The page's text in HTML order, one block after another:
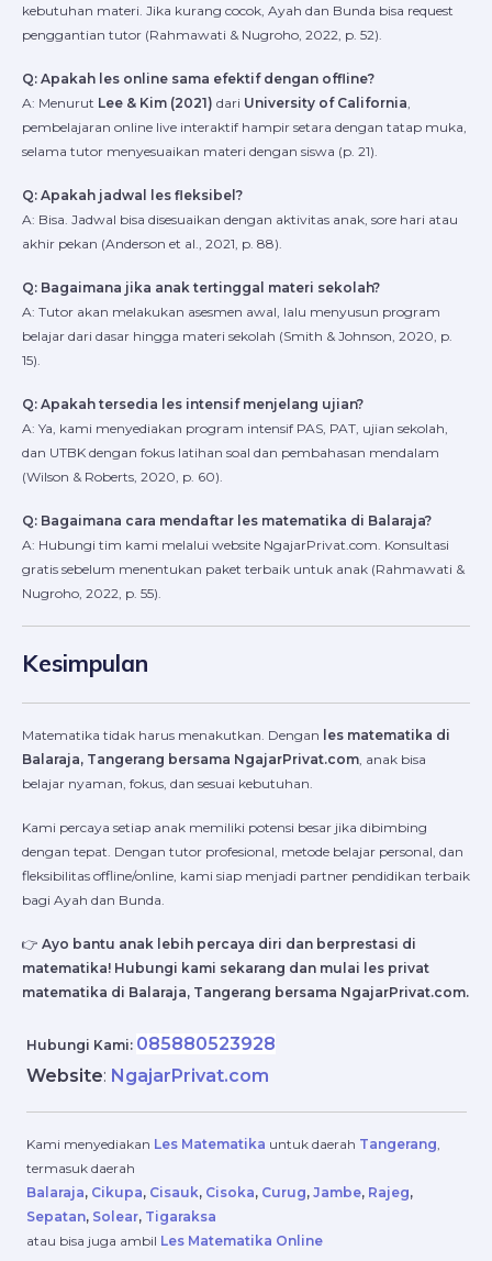
kebutuhan materi. Jika kurang cocok, Ayah dan Bunda bisa request
penggantian tutor (Rahmawati & Nugroho, 2022, p. 52).
Q: Apakah les online sama efektif dengan offline?
A: Menurut Lee & Kim (2021) dari University of California
pembelajaran online live interaktif hampir setara dengan tatap muka,
selama tutor menyesuaikan materi dengan siswa (p. 21).
Q: Apakah jadwal les fleksibel?
A: Bisa. Jadwal bisa disesuaikan dengan aktivitas anak, sore hari atau
akhir pekan (Anderson et al., 2021, p. 88).
Q: Bagaimana jika anak tertinggal materi sekolah?
A: Tutor akan melakukan asesmen awal, lalu menyusun program
belajar dari dasar hingga materi sekolah (Smith & Johnson, 2020, p.
15).
Q: Apakah tersedia les intensif menjelang ujian?
A: Ya, kami menyediakan program intensif PAS, PAT, ujian sekolah,
dan UTBK dengan fokus latihan soal dan pembahasan mendalam
(Wilson & Roberts, 2020, p. 60).
Q: Bagaimana cara mendaftar les matematika di Balaraja?
A: Hubungi tim kami melalui website NgajarPrivat.com. Konsultasi
gratis sebelum menentukan paket terbaik untuk anak (Rahmawati &
Nugroho, 2022, p. 55).
Kesimpulan
Matematika tidak harus menakutkan. Dengan les matematika di
Balaraja, Tangerang bersama NgajarPrivat.com , anak bisa
belajar nyaman, fokus, dan sesuai kebutuhan.
Kami percaya setiap anak memiliki potensi besar jika dibimbing
dengan tepat. Dengan tutor profesional, metode belajar personal, dan
fleksibilitas offline/online, kami siap menjadi partner pendidikan terbaik
bagi Ayah dan Bunda.
👉 Ayo bantu anak lebih percaya diri dan berprestasi di
matematika! Hubungi kami sekarang dan mulai les privat
matematika di Balaraja, Tangerang bersama NgajarPrivat.com.
Hubungi Kami: 085880523928
Website: NgajarPrivat.com
Kami menyediakan Les Matematika untuk daerah Tangerang,
termasuk daerah
Balaraja, Cikupa, Cisauk, Cisoka, Curug, Jambe, Rajeg,
Sepatan, Solear, Tigaraksa
atau bisa juga ambil Les Matematika Online